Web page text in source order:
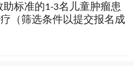
助标准的1-3名儿童肿瘤患
（筛选条件以提交报名成